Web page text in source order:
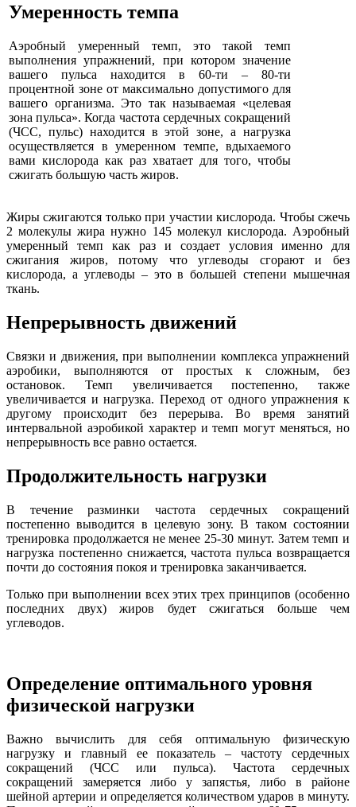
Умеренность темпа
Аэробный умеренный темп, это такой темп
выполнения упражнений, при котором значение
вашего пульса находится в 60-ти – 80-ти
процентной зоне от максимально допустимого для
вашего организма. Это так называемая «целевая
зона пульса». Когда частота сердечных сокращений
(ЧСС, пульс) находится в этой зоне, а нагрузка
осуществляется в умеренном темпе, вдыхаемого
вами кислорода как раз хватает для того, чтобы
сжигать большую часть жиров.
Жиры сжигаются только при участии кислорода. Чтобы сжечь
2 молекулы жира нужно 145 молекул кислорода. Аэробный
умеренный темп как раз и создает условия именно для
сжигания жиров, потому что углеводы сгорают и без
кислорода, а углеводы – это в большей степени мышечная
ткань.
Непрерывность движений
Связки и движения, при выполнении комплекса упражнений
аэробики, выполняются от простых к сложным, без
остановок. Темп увеличивается постепенно, также
увеличивается и нагрузка. Переход от одного упражнения к
другому происходит без перерыва. Во время занятий
интервальной аэробикой характер и темп могут меняться, но
непрерывность все равно остается.
Продолжительность нагрузки
В течение разминки частота сердечных сокращений
постепенно выводится в целевую зону. В таком состоянии
тренировка продолжается не менее 25-30 минут. Затем темп и
нагрузка постепенно снижается, частота пульса возвращается
почти до состояния покоя и тренировка заканчивается.
Только при выполнении всех этих трех принципов (особенно
последних двух) жиров будет сжигаться больше чем
углеводов.
Определение оптимального уровня
физической нагрузки
Важно вычислить для себя оптимальную физическую
нагрузку и главный ее показатель – частоту сердечных
сокращений (ЧСС или пульса). Частота сердечных
сокращений замеряется либо у запястья, либо в районе
шейной артерии и определяется количеством ударов в минуту.